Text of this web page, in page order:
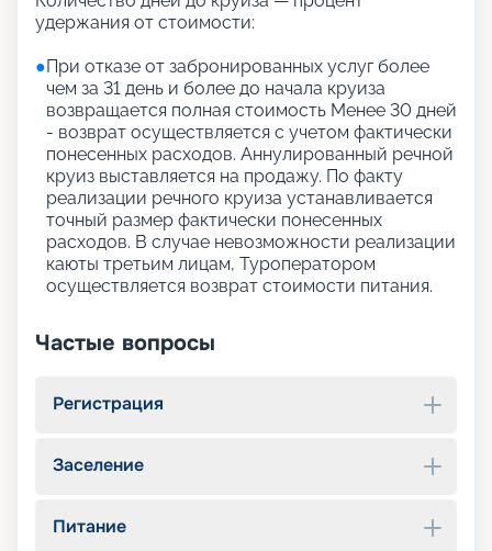
удержания от стоимости:
●При отказе от забронированных услуг более
чем за 31 день и более до начала круиза
возвращается полная стоимость Менее 30 дней
- возврат осуществляется с учетом фактически
понесенных расходов. Аннулированный речной
круиз выставляется на продажу. По факту
реализации речного круиза устанавливается
точный размер фактически понесенных
расходов. В случае невозможности реализации
каюты третьим лицам, Туроператором
осуществляется возврат стоимости питания.
Частые вопросы
Регистрация
Заселение
Питание